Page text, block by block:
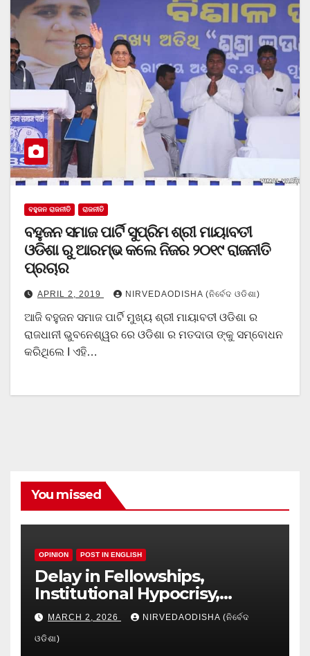
ବହୁଜନ ରାଜନୀତି ରାଜନୀତି
ବହୁଜନ ସମାଜ ପାର୍ଟି ସୁପ୍ରିମ ଶ୍ରୀ ମାୟାବତୀ
ଓଡିଶା ରୁ ଆରମ୍ଭ କଲେ ନିଜର ୨୦୧୯ ରାଜନୀତି
ପ୍ରଚାର
APRIL 2, 2019 NIRVEDAODISHA (ନିର୍ବେଦ ଓଡିଶା)
ଆଜି ବହୁଜନ ସମାଜ ପାର୍ଟି ମୁଖ୍ୟ ଶ୍ରୀ ମାୟାବତୀ ଓଡିଶା ର
ରାଜଧାନୀ ଭୁବନେଶ୍ୱର ରେ ଓଡିଶା ର ମତଦାତା ଙ୍କୁ ସମ୍ବୋଧନ
କରିଥିଲେ I ଏହି…
You missed
OPINION POST IN ENGLISH
Delay in Fellowships,
Institutional Hypocrisy,
Research setbacks: A Hidden
Crisis in Odisha’s Higher
Education
MARCH 2, 2026 NIRVEDAODISHA (ନିର୍ବେଦ
ଓଡିଶା)